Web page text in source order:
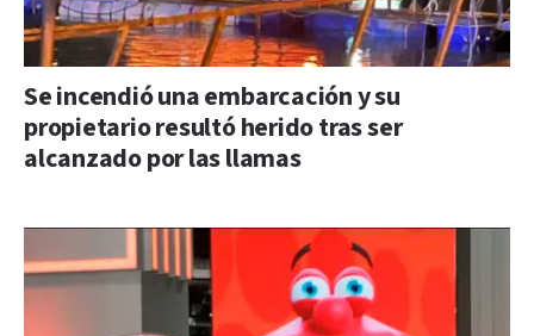
Se incendió una embarcación y su
propietario resultó herido tras ser
alcanzado por las llamas